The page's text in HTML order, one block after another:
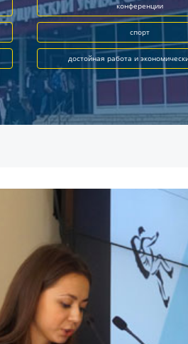
конференции
спорт
достойная работа и